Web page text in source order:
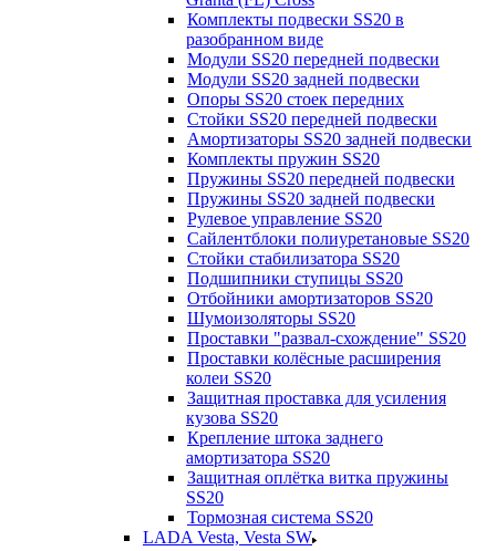
Комплекты подвески SS20 в
разобранном виде
Модули SS20 передней подвески
Модули SS20 задней подвески
Опоры SS20 стоек передних
Стойки SS20 передней подвески
Амортизаторы SS20 задней подвески
Комплекты пружин SS20
Пружины SS20 передней подвески
Пружины SS20 задней подвески
Рулевое управление SS20
Сайлентблоки полиуретановые SS20
Стойки стабилизатора SS20
Подшипники ступицы SS20
Отбойники амортизаторов SS20
Шумоизоляторы SS20
Проставки "развал-схождение" SS20
Проставки колёсные расширения
колеи SS20
Защитная проставка для усиления
кузова SS20
Крепление штока заднего
амортизатора SS20
Защитная оплётка витка пружины
SS20
Тормозная система SS20
LADA Vesta, Vesta SW